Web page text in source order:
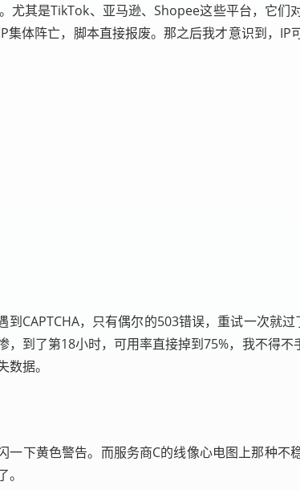
其是TikTok、亚马逊、Shopee这些平台，它们
体阵亡，脚本直接报废。那之后我才意识到，IP
CAPTCHA，只有偶尔的503错误，重试一次就
到了第18小时，可用率直接掉到75%，我不得不
据。
下黄色警告。而服务商C的线像心电图上那种不